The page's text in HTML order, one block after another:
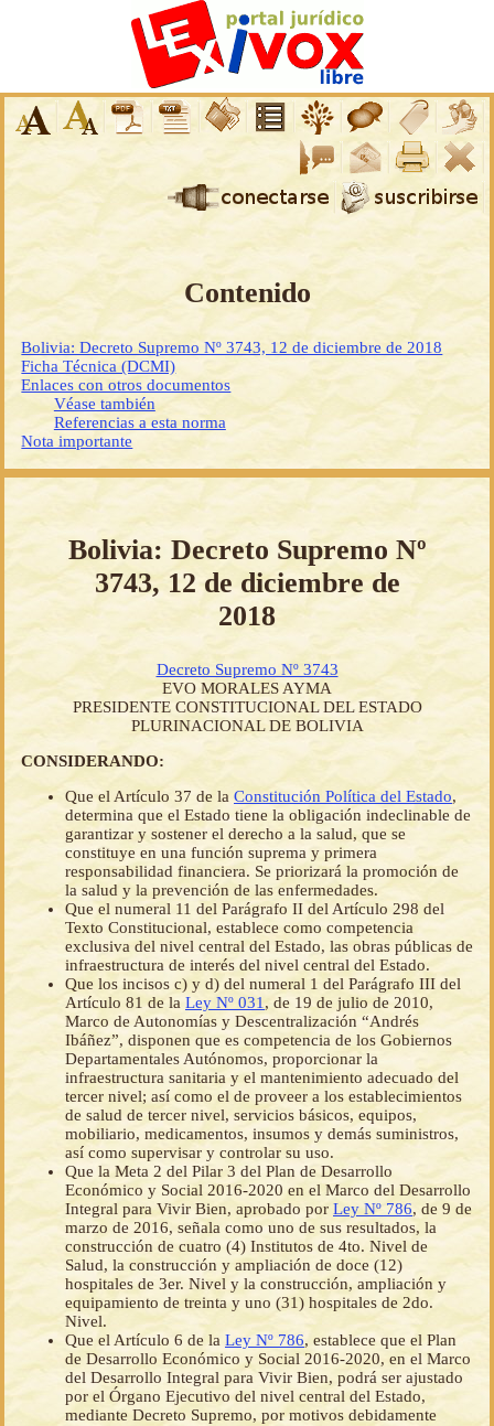
Contenido
Bolivia: Decreto Supremo Nº 3743, 12 de diciembre de 2018
Ficha Técnica (DCMI)
Enlaces con otros documentos
Véase también
Referencias a esta norma
Nota importante
Bolivia: Decreto Supremo Nº
3743, 12 de diciembre de
2018
Decreto Supremo Nº 3743
EVO MORALES AYMA
PRESIDENTE CONSTITUCIONAL DEL ESTADO
PLURINACIONAL DE BOLIVIA
CONSIDERANDO:
Que el Artículo 37 de la Constitución Política del Estado,
determina que el Estado tiene la obligación indeclinable de
garantizar y sostener el derecho a la salud, que se
constituye en una función suprema y primera
responsabilidad financiera. Se priorizará la promoción de
la salud y la prevención de las enfermedades.
Que el numeral 11 del Parágrafo II del Artículo 298 del
Texto Constitucional, establece como competencia
exclusiva del nivel central del Estado, las obras públicas de
infraestructura de interés del nivel central del Estado.
Que los incisos c) y d) del numeral 1 del Parágrafo III del
Artículo 81 de la Ley Nº 031 , de 19 de julio de 2010,
Marco de Autonomías y Descentralización “Andrés
Ibáñez”, disponen que es competencia de los Gobiernos
Departamentales Autónomos, proporcionar la
infraestructura sanitaria y el mantenimiento adecuado del
tercer nivel; así como el de proveer a los establecimientos
de salud de tercer nivel, servicios básicos, equipos,
mobiliario, medicamentos, insumos y demás suministros,
así como supervisar y controlar su uso.
Que la Meta 2 del Pilar 3 del Plan de Desarrollo
Económico y Social 2016-2020 en el Marco del Desarrollo
Integral para Vivir Bien, aprobado por Ley Nº 786, de 9 de
marzo de 2016, señala como uno de sus resultados, la
construcción de cuatro (4) Institutos de 4to. Nivel de
Salud, la construcción y ampliación de doce (12)
hospitales de 3er. Nivel y la construcción, ampliación y
equipamiento de treinta y uno (31) hospitales de 2do.
Nivel.
Que el Artículo 6 de la Ley Nº 786, establece que el Plan
de Desarrollo Económico y Social 2016-2020, en el Marco
del Desarrollo Integral para Vivir Bien, podrá ser ajustado
por el Órgano Ejecutivo del nivel central del Estado,
mediante Decreto Supremo, por motivos debidamente